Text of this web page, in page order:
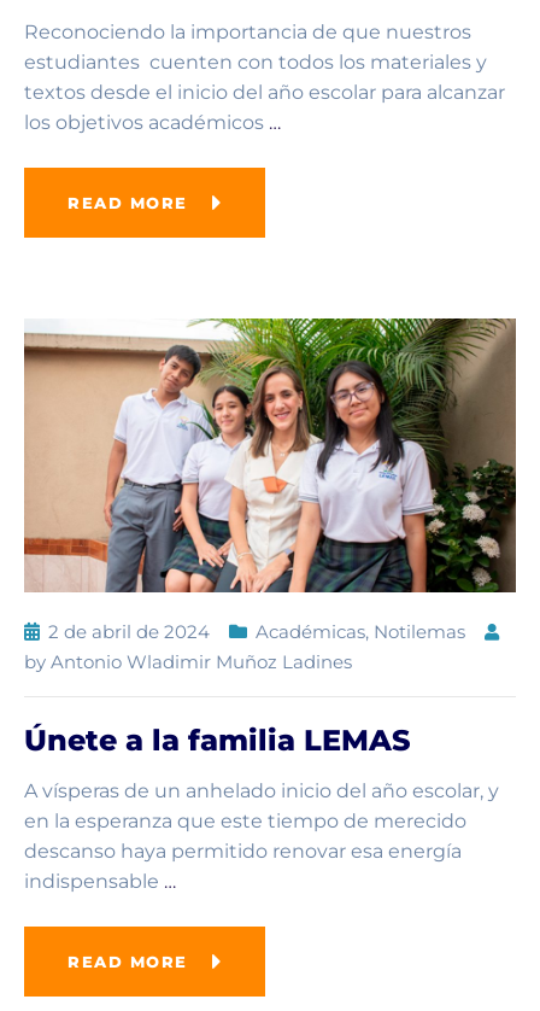
Reconociendo la importancia de que nuestros
estudiantes cuenten con todos los materiales y
textos desde el inicio del año escolar para alcanzar
los objetivos académicos …
READ MORE
2 de abril de 2024 Académicas, Notilemas
by Antonio Wladimir Muñoz Ladines
Únete a la familia LEMAS
A vísperas de un anhelado inicio del año escolar, y
en la esperanza que este tiempo de merecido
descanso haya permitido renovar esa energía
indispensable …
READ MORE